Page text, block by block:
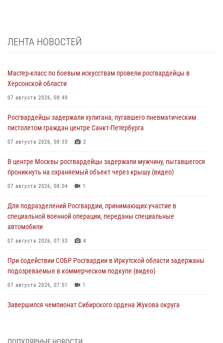
ЛЕНТА НОВОСТЕЙ
Мастер-класс по боевым искусствам провели росгвардейцы в
Херсонской области
07 августа 2026, 08:49
Росгвардейцы задержали хулигана, пугавшего пневматическим
пистолетом граждан центре Санкт-Петербурга
07 августа 2026, 08:33 2
В центре Москвы росгвардейцы задержали мужчину, пытавшегося
проникнуть на охраняемый объект через крышу (видео)
07 августа 2026, 08:04 1
Для подразделений Росгвардии, принимающих участие в
специальной военной операции, переданы специальные
автомобили
07 августа 2026, 07:53 4
При содействии СОБР Росгвардии в Иркутской области задержаны
подозреваемые в коммерческом подкупе (видео)
07 августа 2026, 07:51 1
Завершился чемпионат Сибирского ордена Жукова округа